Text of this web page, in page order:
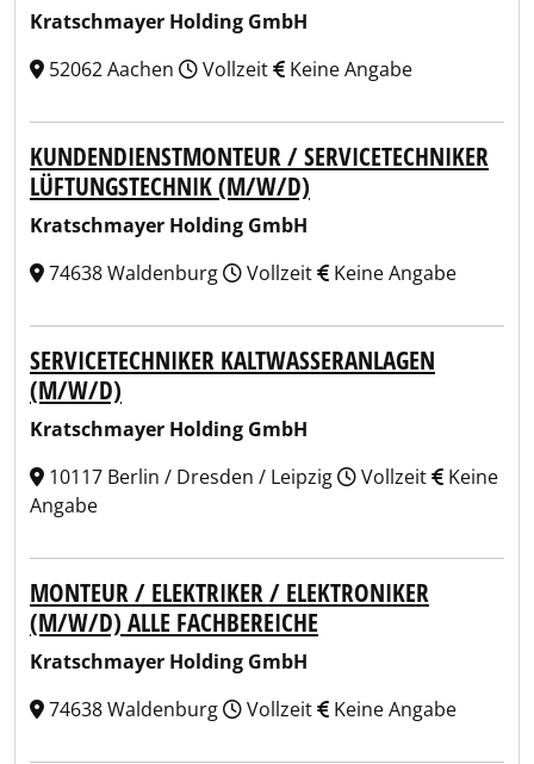
Kratschmayer Holding GmbH
52062 Aachen
Vollzeit Keine Angabe
KUNDENDIENSTMONTEUR / SERVICETECHNIKER
LÜFTUNGSTECHNIK (M/W/D)
Kratschmayer Holding GmbH
74638 Waldenburg
Vollzeit Keine Angabe
SERVICETECHNIKER KALTWASSERANLAGEN
(M/W/D)
Kratschmayer Holding GmbH
10117 Berlin / Dresden / Leipzig
Vollzeit
Keine
Angabe
MONTEUR / ELEKTRIKER / ELEKTRONIKER
(M/W/D) ALLE FACHBEREICHE
Kratschmayer Holding GmbH
74638 Waldenburg
Vollzeit Keine Angabe